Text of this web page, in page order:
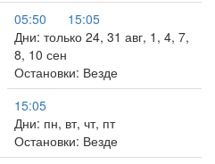
05:50
15:05
Дни: только 24, 31 авг, 1, 4, 7,
8, 10 сен
Остановки: Везде
15:05
Дни: пн, вт, чт, пт
Остановки: Везде